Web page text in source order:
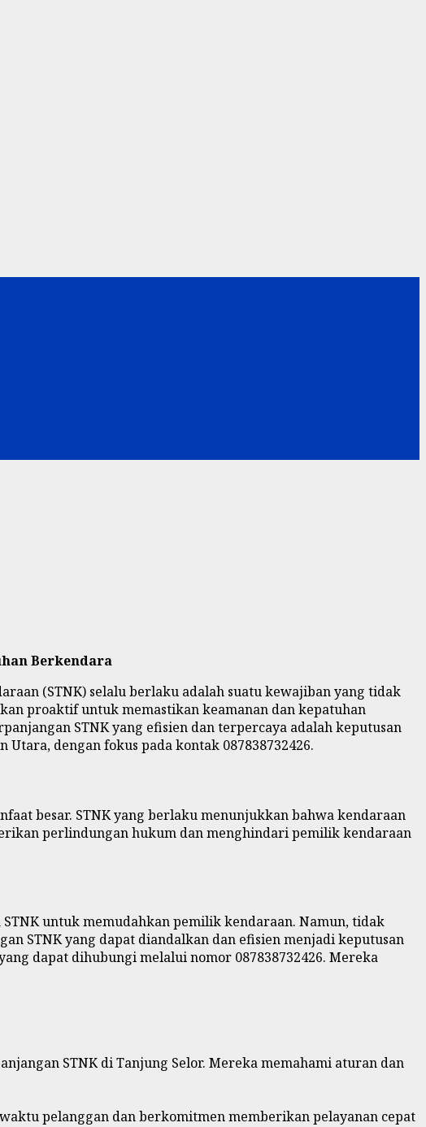
Berkendara
(STNK) selalu berlaku adalah suatu kewajiban yang tidak
proaktif untuk memastikan keamanan dan kepatuhan
STNK yang efisien dan terpercaya adalah keputusan
dengan fokus pada kontak 087838732426.
besar. STNK yang berlaku menunjukkan bahwa kendaraan
perlindungan hukum dan menghindari pemilik kendaraan
untuk memudahkan pemilik kendaraan. Namun, tidak
STNK yang dapat diandalkan dan efisien menjadi keputusan
dapat dihubungi melalui nomor 087838732426. Mereka
STNK di Tanjung Selor. Mereka memahami aturan dan
pelanggan dan berkomitmen memberikan pelayanan cepat